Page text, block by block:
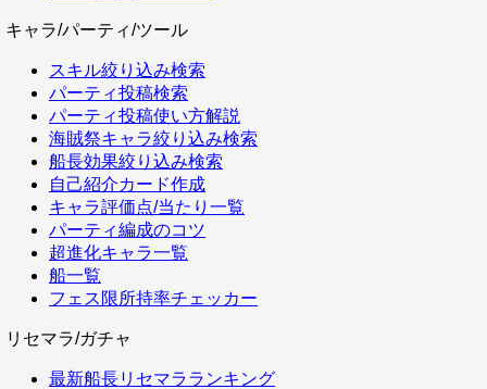
キャラ/パーティ/ツール
スキル絞り込み検索
パーティ投稿検索
パーティ投稿使い方解説
海賊祭キャラ絞り込み検索
船長効果絞り込み検索
自己紹介カード作成
キャラ評価点/当たり一覧
パーティ編成のコツ
超進化キャラ一覧
船一覧
フェス限所持率チェッカー
リセマラ/ガチャ
最新船長リセマラランキング